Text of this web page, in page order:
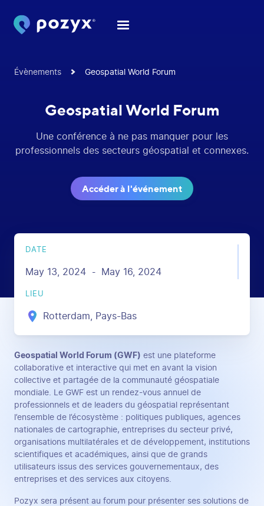
Évènements Geospatial World Forum
Geospatial World Forum
Une conférence à ne pas manquer pour les
professionnels des secteurs géospatial et connexes.
Accéder à l'événement
DATE
May 13, 2024 - May 16, 2024
LIEU
Rotterdam, Pays-Bas
Geospatial World Forum (GWF) est une plateforme
collaborative et interactive qui met en avant la vision
collective et partagée de la communauté géospatiale
mondiale. Le GWF est un rendez-vous annuel de
professionnels et de leaders du géospatial représentant
l’ensemble de l’écosystème : politiques publiques, agences
nationales de cartographie, entreprises du secteur privé,
organisations multilatérales et de développement, institutions
scientifiques et académiques, ainsi que de grands
utilisateurs issus des services gouvernementaux, des
entreprises et des services aux citoyens.
Pozyx sera présent au forum pour présenter ses solutions de